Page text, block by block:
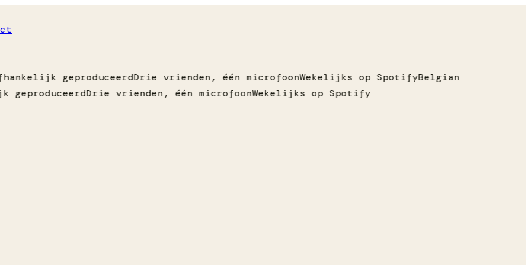
geproduceerdDrie vrienden, één microfoonWekelijks op SpotifyBelgian
geproduceerdDrie vrienden, één microfoonWekelijks op Spotify